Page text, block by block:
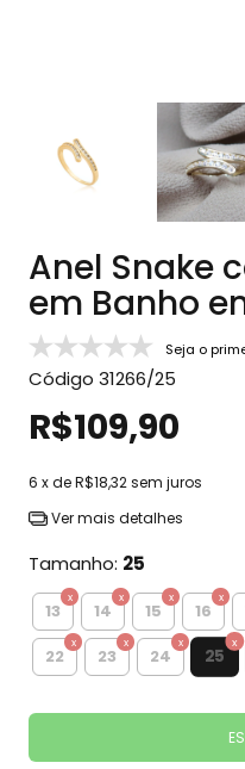
Anel Snake
em Banho
Seja o
Código 31266/25
R$109,90
6 x deR$18,32sem juros
Ver mais detalhes
Tamanho: 25
13 14 15 16
22
23 24 25